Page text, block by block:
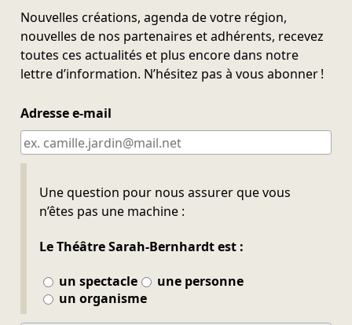
Nouvelles créations, agenda de votre région,
nouvelles de nos partenaires et adhérents, recevez
toutes ces actualités et plus encore dans notre
lettre d’information. N’hésitez pas à vous abonner !
Adresse e-mail
Une question pour nous assurer que vous
n’êtes pas une machine :
Le Théâtre Sarah-Bernhardt est :
un spectacle
une personne
un organisme
Ne pas remplir